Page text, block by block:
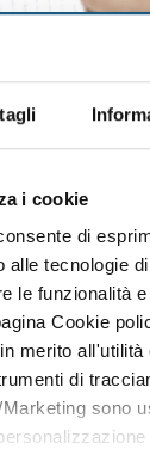
i cookie
di
alle tecnologie
le funzionalità
Cookie
merito all'utilità
di
sono
PRIVATO